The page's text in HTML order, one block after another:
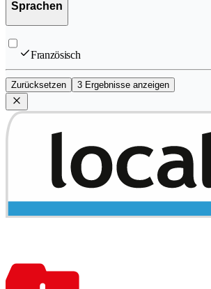
Sprachen
Französisch
Zurücksetzen 3 Ergebnisse anzeigen